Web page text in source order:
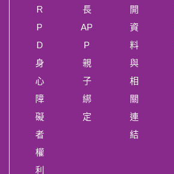
R
P
D
身
心
障
礙
者
權
利
長
AP
P
親
子
綁
定
開
資
料
與
相
關
連
結